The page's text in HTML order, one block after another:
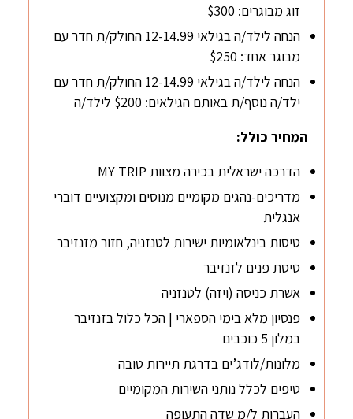
זוג מבוגרים: $300
הנחה לילד/ה בגילאי 12-14.99 החולק/ת חדר עם
מבוגר אחד: $250
הנחה לילד/ה בגילאי 12-14.99 החולק/ת חדר עם
ילד/ה נוסף/ת באותם הגילאים: $200 לילד/ה
המחיר כולל:
הדרכה ישראלית בכירה מצוות MY TRIP
מדריכים-נהגים מקומיים מנוסים ומקצועיים דוברי
אנגלית
טיסות בינלאומיות ישירות לטנזניה, חזור מזנזיבר
טיסת פנים לזנזיבר
אשרת כניסה (ויזה) לטנזניה
פנסיון מלא בימי הספארי | הכל כלול בזנזיבר
במלון 5 כוכבים
מלונות/לודג’ים בדרגת תיירות טובה
טיפים לכלל נותני השירות המקומיים
העברות ל/מ שדה התעופה